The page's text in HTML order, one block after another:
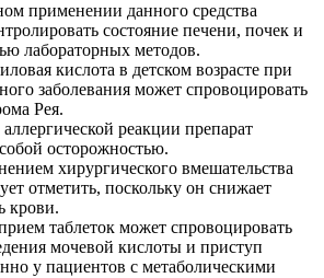
применении данного средства
состояние печени, почек и
лабораторных методов.
кислота в детском возрасте при
заболевания может спровоцировать
Рея.
реакции препарат
осторожностью.
хирургического вмешательства
отметить, поскольку он снижает
крови.
таблеток может спровоцировать
мочевой кислоты и приступ
у пациентов с метаболическими